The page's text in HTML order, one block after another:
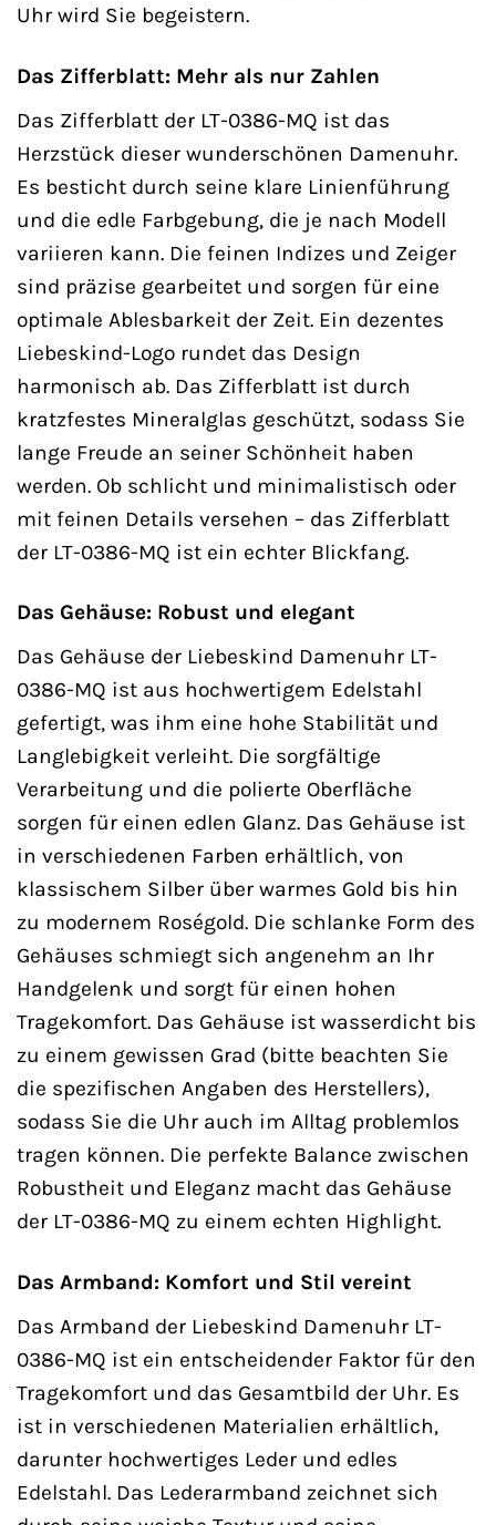
Uhr wird Sie begeistern.
Das Zifferblatt: Mehr als nur Zahlen
Das Zifferblatt der LT-0386-MQ ist das
Herzstück dieser wunderschönen Damenuhr.
Es besticht durch seine klare Linienführung
und die edle Farbgebung, die je nach Modell
variieren kann. Die feinen Indizes und Zeiger
sind präzise gearbeitet und sorgen für eine
optimale Ablesbarkeit der Zeit. Ein dezentes
Liebeskind-Logo rundet das Design
harmonisch ab. Das Zifferblatt ist durch
kratzfestes Mineralglas geschützt, sodass Sie
lange Freude an seiner Schönheit haben
werden. Ob schlicht und minimalistisch oder
mit feinen Details versehen – das Zifferblatt
der LT-0386-MQ ist ein echter Blickfang.
Das Gehäuse: Robust und elegant
Das Gehäuse der Liebeskind Damenuhr LT-
0386-MQ ist aus hochwertigem Edelstahl
gefertigt, was ihm eine hohe Stabilität und
Langlebigkeit verleiht. Die sorgfältige
Verarbeitung und die polierte Oberfläche
sorgen für einen edlen Glanz. Das Gehäuse ist
in verschiedenen Farben erhältlich, von
klassischem Silber über warmes Gold bis hin
zu modernem Roségold. Die schlanke Form des
Gehäuses schmiegt sich angenehm an Ihr
Handgelenk und sorgt für einen hohen
Tragekomfort. Das Gehäuse ist wasserdicht bis
zu einem gewissen Grad (bitte beachten Sie
die spezifischen Angaben des Herstellers),
sodass Sie die Uhr auch im Alltag problemlos
tragen können. Die perfekte Balance zwischen
Robustheit und Eleganz macht das Gehäuse
der LT-0386-MQ zu einem echten Highlight.
Das Armband: Komfort und Stil vereint
Das Armband der Liebeskind Damenuhr LT-
0386-MQ ist ein entscheidender Faktor für den
Tragekomfort und das Gesamtbild der Uhr. Es
ist in verschiedenen Materialien erhältlich,
darunter hochwertiges Leder und edles
Edelstahl. Das Lederarmband zeichnet sich